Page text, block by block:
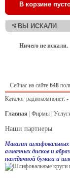
В корзине
ВЫ ИСКАЛИ
Ничего не искали.
Сейчас на сайте 648
Каталог радиокомпонет: -
Главная Фирмы
Наши партнеры
Магазин шлифовальных
алмазных дисков и
наждачной бумаги и